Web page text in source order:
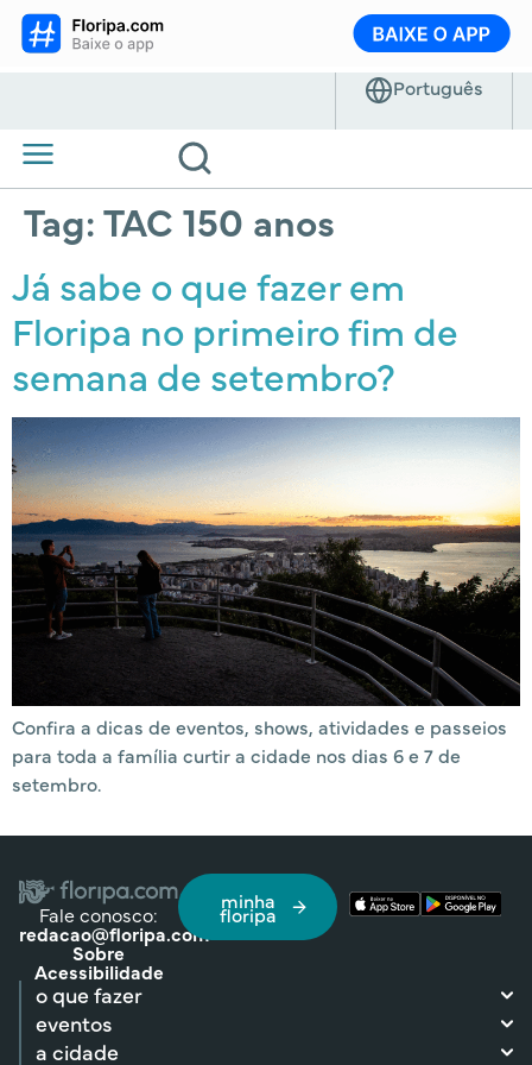
Tag:TAC 150 anos
Já sabe o que fazer em
Floripa no primeiro fim de
semana de setembro?
Confira a dicas de eventos, shows, atividades e passeios
para toda a família curtir a cidade nos dias 6 e 7 de
setembro.
Fale conosco:
redacao@floripa.com
Sobre
Acessibilidade
minha
floripa
o que fazer
eventos
a cidade